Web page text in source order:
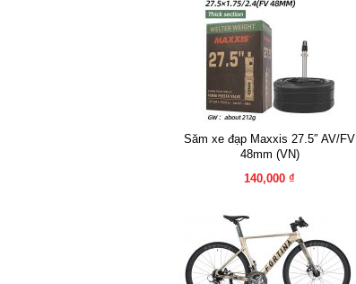
Săm xe đạp Maxxis 27.5″ AV/FV
48mm (VN)
140,000 ₫